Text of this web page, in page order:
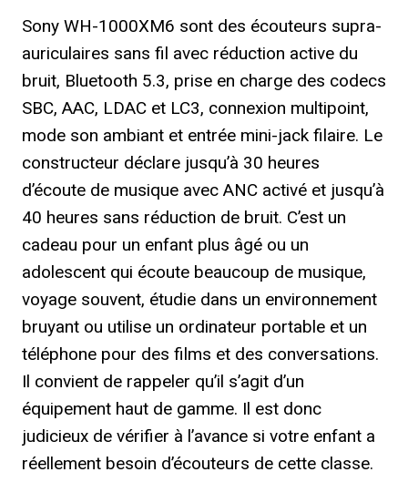
Sony WH-1000XM6 sont des écouteurs supra-
auriculaires sans fil avec réduction active du
bruit, Bluetooth 5.3, prise en charge des codecs
SBC, AAC, LDAC et LC3, connexion multipoint,
mode son ambiant et entrée mini-jack filaire. Le
constructeur déclare jusqu’à 30 heures
d’écoute de musique avec ANC activé et jusqu’à
40 heures sans réduction de bruit. C’est un
cadeau pour un enfant plus âgé ou un
adolescent qui écoute beaucoup de musique,
voyage souvent, étudie dans un environnement
bruyant ou utilise un ordinateur portable et un
téléphone pour des films et des conversations.
Il convient de rappeler qu’il s’agit d’un
équipement haut de gamme. Il est donc
judicieux de vérifier à l’avance si votre enfant a
réellement besoin d’écouteurs de cette classe.